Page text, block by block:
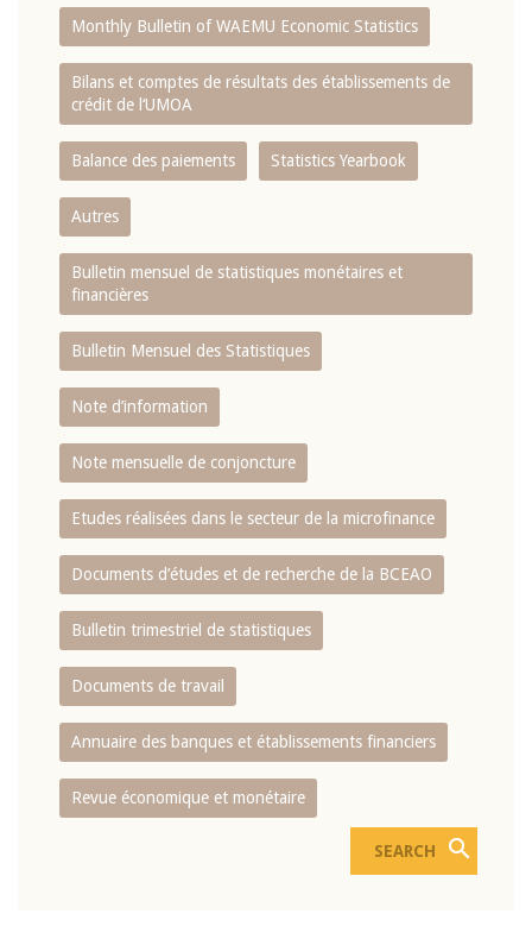
Monthly Bulletin of WAEMU Economic Statistics
Bilans et comptes de résultats des établissements de
crédit de l‘UMOA
Balance des paiements Statistics Yearbook
Autres
Bulletin mensuel de statistiques monétaires et
financières
Bulletin Mensuel des Statistiques
Note d’information
Note mensuelle de conjoncture
Etudes réalisées dans le secteur de la microfinance
Documents d’études et de recherche de la BCEAO
Bulletin trimestriel de statistiques
Documents de travail
Annuaire des banques et établissements financiers
Revue économique et monétaire